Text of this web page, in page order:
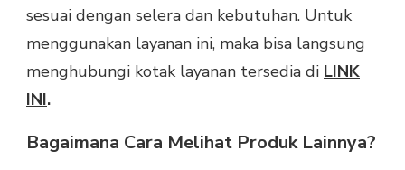
sesuai dengan selera dan kebutuhan. Untuk
menggunakan layanan ini, maka bisa langsung
menghubungi kotak layanan tersedia di LINK
INI.
Bagaimana Cara Melihat Produk Lainnya?